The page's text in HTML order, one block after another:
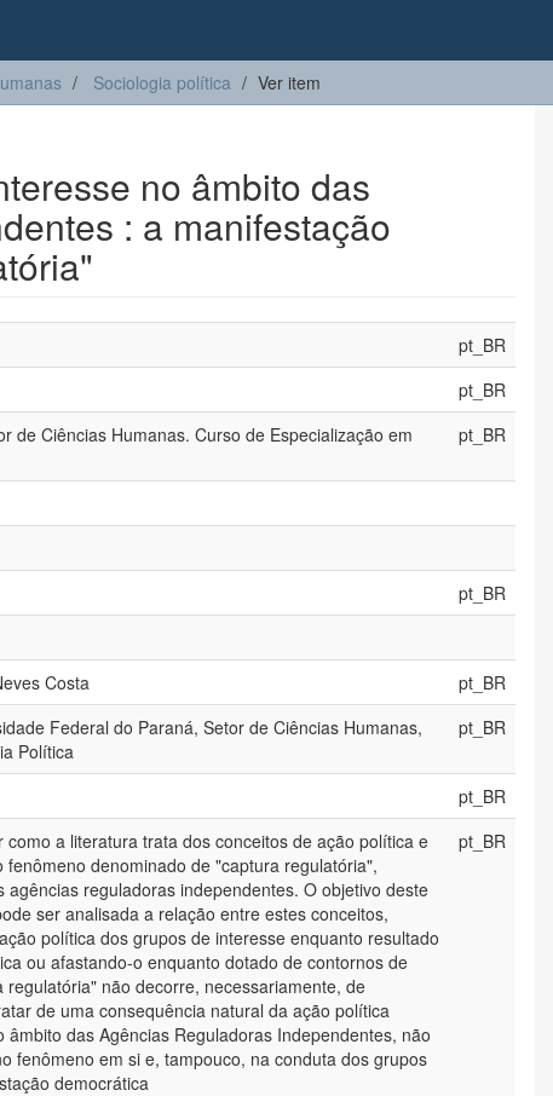
Sociologia política Ver item
no âmbito das
: a manifestação
pt_BR
pt_BR
de Ciências Humanas. Curso de Especialização em
pt_BR
pt_BR
Costa
pt_BR
Federal do Paraná, Setor de Ciências Humanas,
Política
pt_BR
pt_BR
a literatura trata dos conceitos de ação política e
denominado de "captura regulatória",
reguladoras independentes. O objetivo deste
ser analisada a relação entre estes conceitos,
política dos grupos de interesse enquanto resultado
ou afastando-o enquanto dotado de contornos de
não decorre, necessariamente, de
de uma consequência natural da ação política
das Agências Reguladoras Independentes, não
fenômeno em si e, tampouco, na conduta dos grupos
democrática
pt_BR